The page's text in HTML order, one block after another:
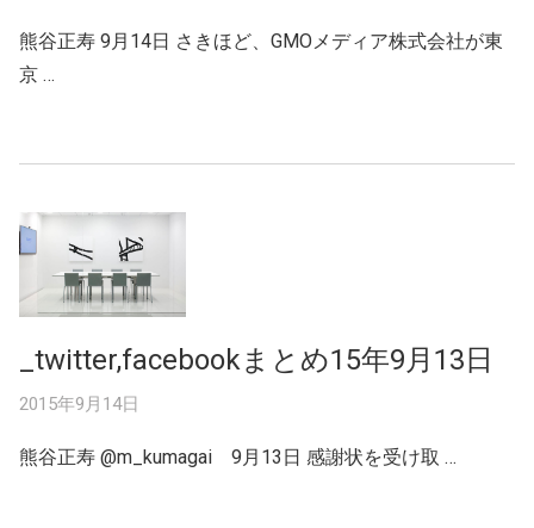
熊谷正寿 9月14日 さきほど、GMOメディア株式会社が東
京 …
_twitter,facebookまとめ15年9月13日
2015年9月14日
熊谷正寿 ‏@m_kumagai 9月13日 感謝状を受け取 …